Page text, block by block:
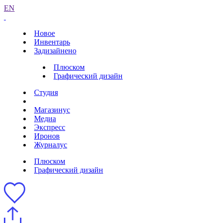
EN
Новое
Инвентарь
Задизайнено
Плюском
Графический дизайн
Студия
Магазинус
Медиа
Экспресс
Иронов
Журналус
Плюском
Графический дизайн